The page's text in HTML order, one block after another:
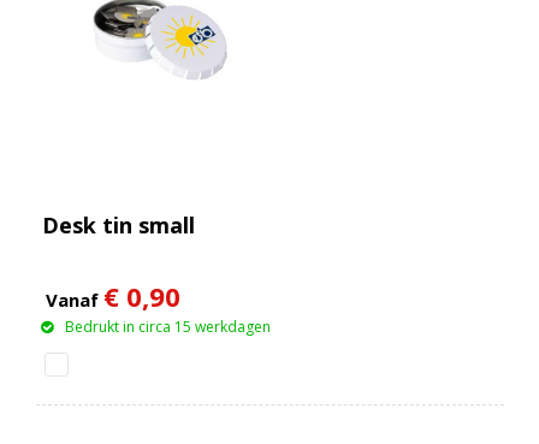
Desk tin small
Vanaf € 0,90
Bedrukt in circa 15 werkdagen